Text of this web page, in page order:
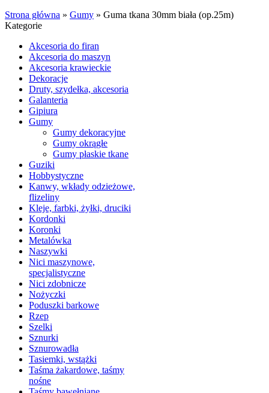
Strona główna » Gumy » Guma tkana 30mm biała (op.25m)
Kategorie
Akcesoria do firan
Akcesoria do maszyn
Akcesoria krawieckie
Dekoracje
Druty, szydełka, akcesoria
Galanteria
Gipiura
Gumy
Gumy dekoracyjne
Gumy okrągłe
Gumy płaskie tkane
Guziki
Hobbystyczne
Kanwy, wkłady odzieżowe,
flizeliny
Kleje, farbki, żyłki, druciki
Kordonki
Koronki
Metalówka
Naszywki
Nici maszynowe,
specjalistyczne
Nici zdobnicze
Nożyczki
Poduszki barkowe
Rzep
Szelki
Sznurki
Sznurowadła
Tasiemki, wstążki
Taśma żakardowe, taśmy
nośne